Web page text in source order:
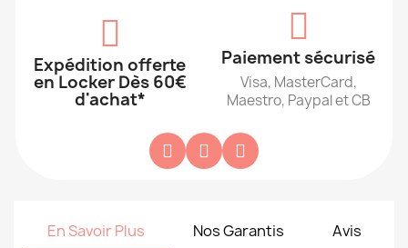
Expédition offerte
en Locker Dès 60€
d'achat*
Paiement sécurisé
Visa, MasterCard,
Maestro, Paypal et CB
En Savoir Plus Nos Garantis Avis